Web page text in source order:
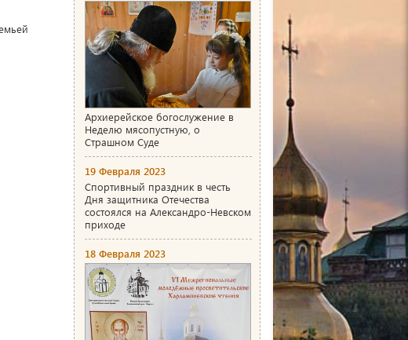
Архиерейское богослужение в
Неделю мясопустную, о
Страшном Суде
19 Февраля 2023
Спортивный праздник в честь
Дня защитника Отечества
состоялся на Александро-Невском
приходе
18 Февраля 2023